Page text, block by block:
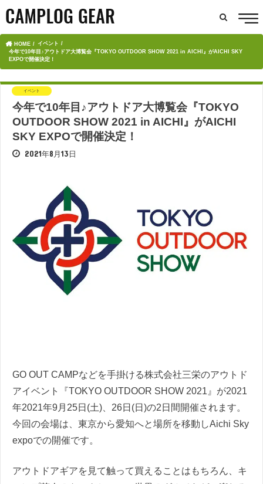
HOME
イベント
今年で10年目♪アウトドア大博覧会『TOKYO OUTDOOR SHOW 2021 in AICHI』がAICHI SKY
EXPOで開催決定！
イベント
今年で10年目♪アウトドア大博覧会『TOKYO
OUTDOOR SHOW 2021 in AICHI』がAICHI
SKY EXPOで開催決定！
2021年8月13日
GO OUT CAMPなどを手掛ける株式会社三栄のアウトド
アイベント『TOKYO OUTDOOR SHOW 2021』が2021
年2021年9月25日(土)、26日(日)の2日間開催されます。
今回の会場は、東京から愛知へと場所を移動しAichi Sky
expoでの開催です。
アウトドアギアを見て触って買えることはもちろん、キ